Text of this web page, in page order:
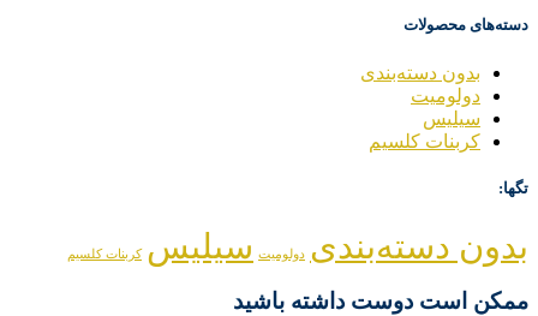
دسته‌های محصولات
بدون دسته‌بندی
دولومیت
سیلیس
کربنات کلسیم
تگها:
بدون دسته‌بندی دولومیت سیلیس کربنات کلسیم
ممکن است دوست داشته باشید